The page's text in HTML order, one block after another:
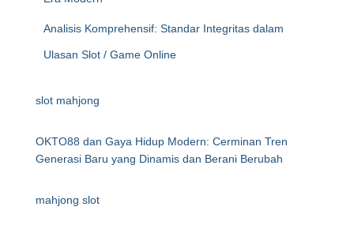
Analisis Komprehensif: Standar Integritas dalam
Ulasan Slot / Game Online
slot mahjong
OKTO88 dan Gaya Hidup Modern: Cerminan Tren
Generasi Baru yang Dinamis dan Berani Berubah
mahjong slot